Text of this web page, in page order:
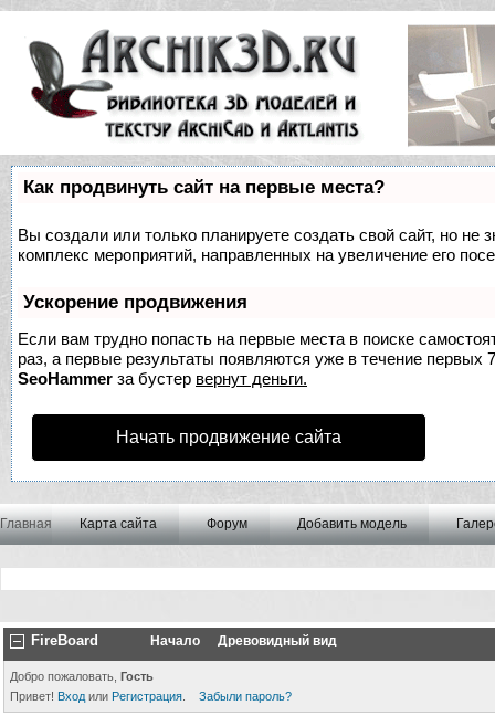
Как продвинуть сайт на первые места?
Вы создали или только планируете создать свой сайт, но не
комплекс мероприятий, направленных на увеличение его
Ускорение продвижения
Если вам трудно попасть на первые места в поиске
раз, а первые результаты появляются уже в течение первых
SeoHammer за бустер вернут деньги.
Начать продвижение сайта
Главная Карта сайта Форум Добавить модель
FireBoard Начало Древовидный вид
Добро пожаловать, Гость
Привет! Вход или Регистрация Забыли пароль?